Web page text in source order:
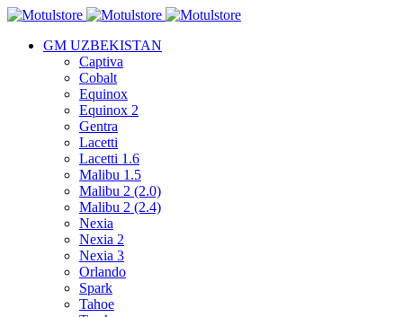
GM UZBEKISTAN
Captiva
Cobalt
Equinox
Equinox 2
Gentra
Lacetti
Lacetti 1.6
Malibu 1.5
Malibu 2 (2.0)
Malibu 2 (2.4)
Nexia
Nexia 2
Nexia 3
Orlando
Spark
Tahoe